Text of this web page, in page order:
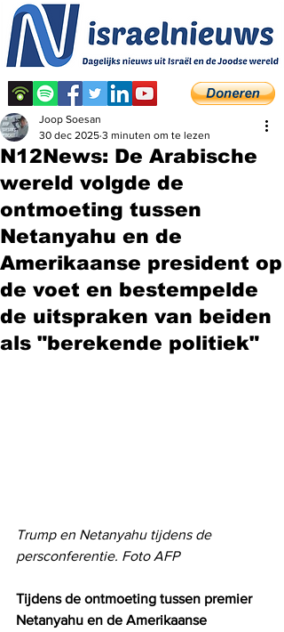
N12News: De Arabische
wereld volgde de
ontmoeting tussen
Netanyahu en de
Amerikaanse president op
de voet en bestempelde
de uitspraken van beiden
als "berekende politiek"
Joop Soesan
30 dec 2025 3 minuten om te lezen
Trump en Netanyahu tijdens de
persconferentie. Foto AFP
Tijdens de ontmoeting tussen premier
Netanyahu en de Amerikaanse